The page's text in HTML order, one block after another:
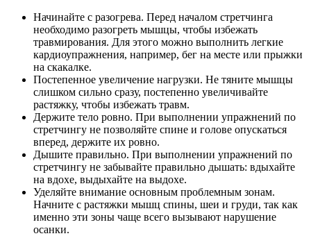
Начинайте с разогрева. Перед началом стретчинга
необходимо разогреть мышцы, чтобы избежать
травмирования. Для этого можно выполнить легкие
кардиоупражнения, например, бег на месте или прыжки
на скакалке.
Постепенное увеличение нагрузки. Не тяните мышцы
слишком сильно сразу, постепенно увеличивайте
растяжку, чтобы избежать травм.
Держите тело ровно. При выполнении упражнений по
стретчингу не позволяйте спине и голове опускаться
вперед, держите их ровно.
Дышите правильно. При выполнении упражнений по
стретчингу не забывайте правильно дышать: вдыхайте
на вдохе, выдыхайте на выдохе.
Уделяйте внимание основным проблемным зонам.
Начните с растяжки мышц спины, шеи и груди, так как
именно эти зоны чаще всего вызывают нарушение
осанки.